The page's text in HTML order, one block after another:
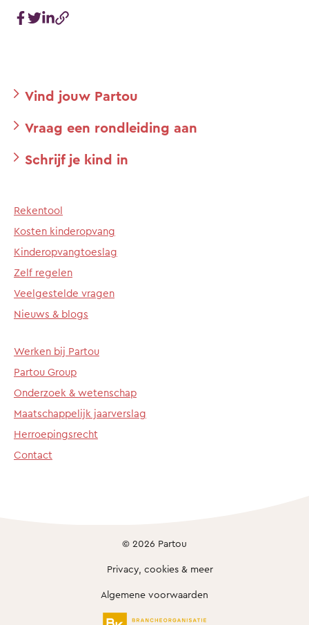
Vind jouw Partou
Vraag een rondleiding aan
Schrijf je kind in
Rekentool
Kosten kinderopvang
Kinderopvangtoeslag
Zelf regelen
Veelgestelde vragen
Nieuws & blogs
Werken bij Partou
Partou Group
Onderzoek & wetenschap
Maatschappelijk jaarverslag
Herroepingsrecht
Contact
© 2026 Partou
Privacy, cookies & meer
Algemene voorwaarden